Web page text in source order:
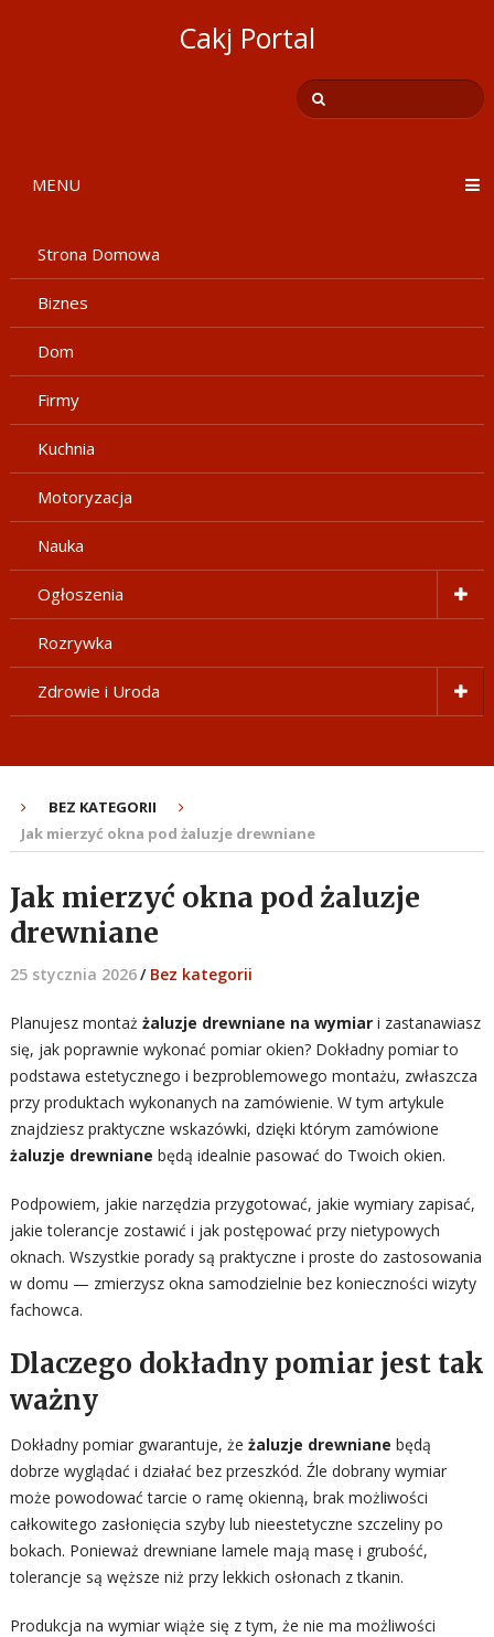
Cakj Portal
MENU
Strona Domowa
Biznes
Dom
Firmy
Kuchnia
Motoryzacja
Nauka
Ogłoszenia
Rozrywka
Zdrowie i Uroda
BEZ KATEGORII
Jak mierzyć okna pod żaluzje drewniane
Jak mierzyć okna pod żaluzje
drewniane
25 stycznia 2026/ Bez kategorii
Planujesz montaż żaluzje drewniane na wymiari zastanawiasz
się, jak poprawnie wykonać pomiar okien? Dokładny pomiar to
podstawa estetycznego i bezproblemowego montażu, zwłaszcza
przy produktach wykonanych na zamówienie. W tym artykule
znajdziesz praktyczne wskazówki, dzięki którym zamówione
żaluzje drewniane będą idealnie pasować do Twoich okien.
Podpowiem, jakie narzędzia przygotować, jakie wymiary zapisać,
jakie tolerancje zostawić i jak postępować przy nietypowych
oknach. Wszystkie porady są praktyczne i proste do zastosowania
w domu — zmierzysz okna samodzielnie bez konieczności wizyty
fachowca.
Dlaczego dokładny pomiar jest tak
ważny
Dokładny pomiar gwarantuje, że żaluzje drewniane będą
dobrze wyglądać i działać bez przeszkód. Źle dobrany wymiar
może powodować tarcie o ramę okienną, brak możliwości
całkowitego zasłonięcia szyby lub nieestetyczne szczeliny po
bokach. Ponieważ drewniane lamele mają masę i grubość,
tolerancje są węższe niż przy lekkich osłonach z tkanin.
Produkcja na wymiar wiąże się z tym, że nie ma możliwości